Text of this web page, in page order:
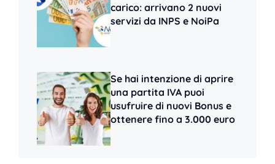
carico: arrivano 2 nuovi
servizi da INPS e NoiPa
Se hai intenzione di aprire
una partita IVA puoi
usufruire di nuovi Bonus e
ottenere fino a 3.000 euro